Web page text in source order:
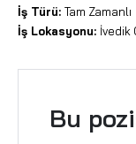
İş Türü: Tam Zamanlı
İş Lokasyonu: İvedik
Bu